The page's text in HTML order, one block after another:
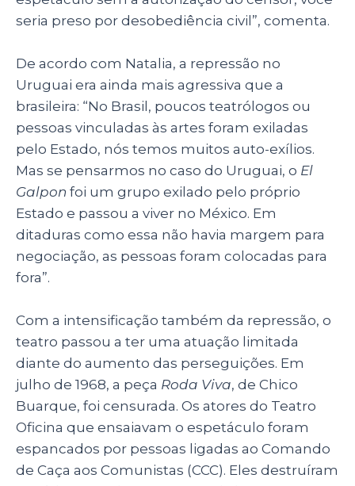
seria preso por desobediência civil”, comenta.
De acordo com Natalia, a repressão no
Uruguai era ainda mais agressiva que a
brasileira: “No Brasil, poucos teatrólogos ou
pessoas vinculadas às artes foram exiladas
pelo Estado, nós temos muitos auto-exílios.
Mas se pensarmos no caso do Uruguai, o El
Galpon foi um grupo exilado pelo próprio
Estado e passou a viver no México. Em
ditaduras como essa não havia margem para
negociação, as pessoas foram colocadas para
fora”.
Com a intensificação também da repressão, o
teatro passou a ter uma atuação limitada
diante do aumento das perseguições. Em
julho de 1968, a peça Roda Viva, de Chico
Buarque, foi censurada. Os atores do Teatro
Oficina que ensaiavam o espetáculo foram
espancados por pessoas ligadas ao Comando
de Caça aos Comunistas (CCC). Eles destruíram